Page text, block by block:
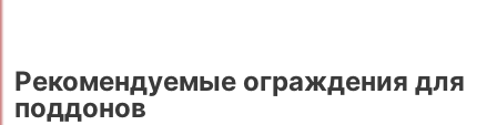
Рекомендуемые ограждения для
поддонов